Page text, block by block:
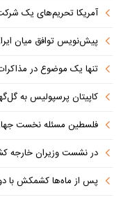
آمریکا تحریم‌های یک
پیش‌نویس توافق میان
تنها یک موضوع در
کاپیتان پرسپولیس به
فلسطین مسئله نخست
در نشست وزیران خارجه
پس از ماه‌ها کشمکش با